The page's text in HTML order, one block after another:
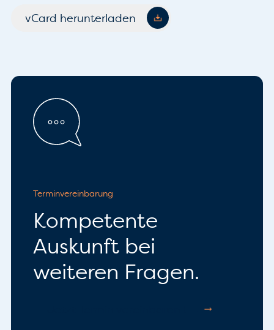
vCard herunterladen
Terminvereinbarung
Kompetente
Auskunft bei
weiteren Fragen.